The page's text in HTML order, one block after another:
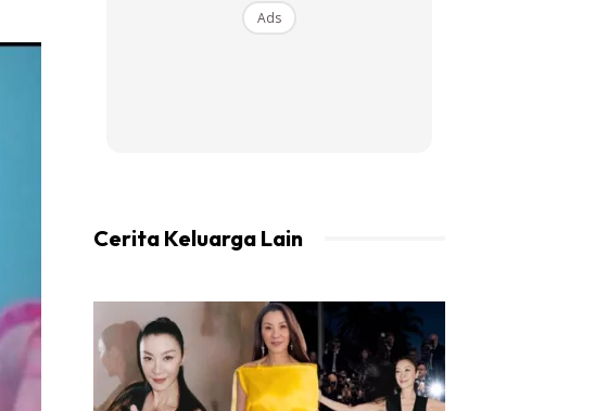
Ads
Cerita Keluarga Lain